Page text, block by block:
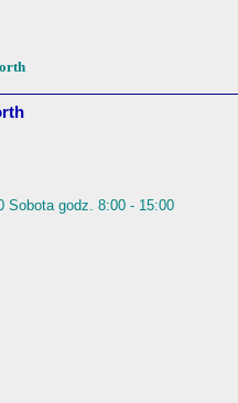
Sobota godz. 8:00 - 15:00